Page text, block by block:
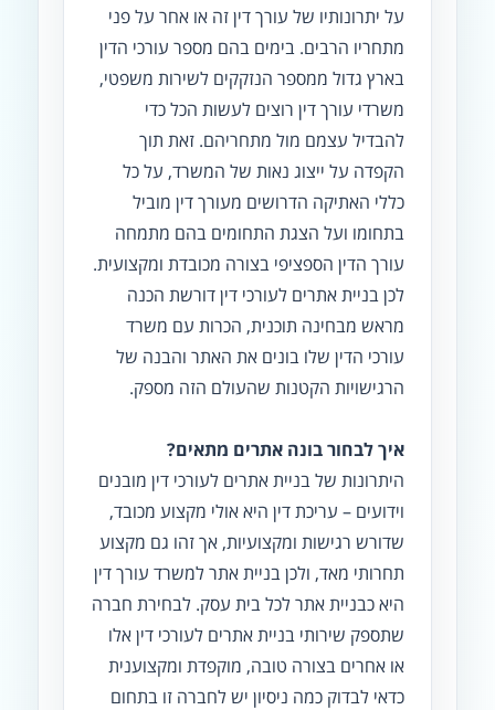
על יתרונותיו של עורך דין זה או אחר על פני
מתחריו הרבים. בימים בהם מספר עורכי הדין
בארץ גדול ממספר הנזקקים לשירות משפטי,
משרדי עורך דין רוצים לעשות הכל כדי
להבדיל עצמם מול מתחריהם. זאת תוך
הקפדה על ייצוג נאות של המשרד, על כל
כללי האתיקה הדרושים מעורך דין מוביל
בתחומו ועל הצגת התחומים בהם מתמחה
עורך הדין הספציפי בצורה מכובדת ומקצועית.
לכן בניית אתרים לעורכי דין דורשת הכנה
מראש מבחינה תוכנית, הכרות עם משרד
עורכי הדין שלו בונים את האתר והבנה של
הרגישויות הקטנות שהעולם הזה מספק.
איך לבחור בונה אתרים מתאים?
היתרונות של בניית אתרים לעורכי דין מובנים
וידועים – עריכת דין היא אולי מקצוע מכובד,
שדורש רגישות ומקצועיות, אך זהו גם מקצוע
תחרותי מאד, ולכן בניית אתר למשרד עורך דין
היא כבניית אתר לכל בית עסק. לבחירת חברה
שתספק שירותי בניית אתרים לעורכי דין אלו
או אחרים בצורה טובה, מוקפדת ומקצוענית
כדאי לבדוק כמה ניסיון יש לחברה זו בתחום